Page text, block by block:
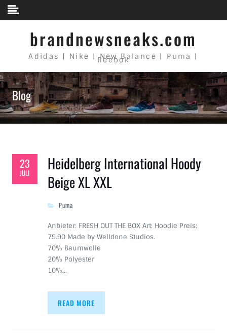
Skip to content
brandnewsneaks.com
Adidas | Nike | New Balance | Puma |
Reebok
Blog
23
JULI
Heidelberg International Hoody
Beige XL XXL
Puma
Anbieter: FRESH OUT THE BOX Art: Hoodie Preis:
79.90 Made by Welldone Studios.
70% Baumwolle
20% Polyester
10%…
READ MORE